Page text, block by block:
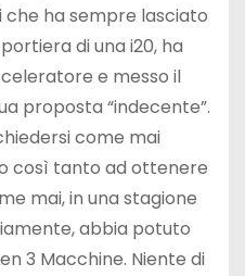
che ha sempre lasciato
di una i20, ha
e messo il
proposta “indecente”.
come mai
così tanto ad ottenere
mai, in una stagione
abbia potuto
3 Macchine. Niente di